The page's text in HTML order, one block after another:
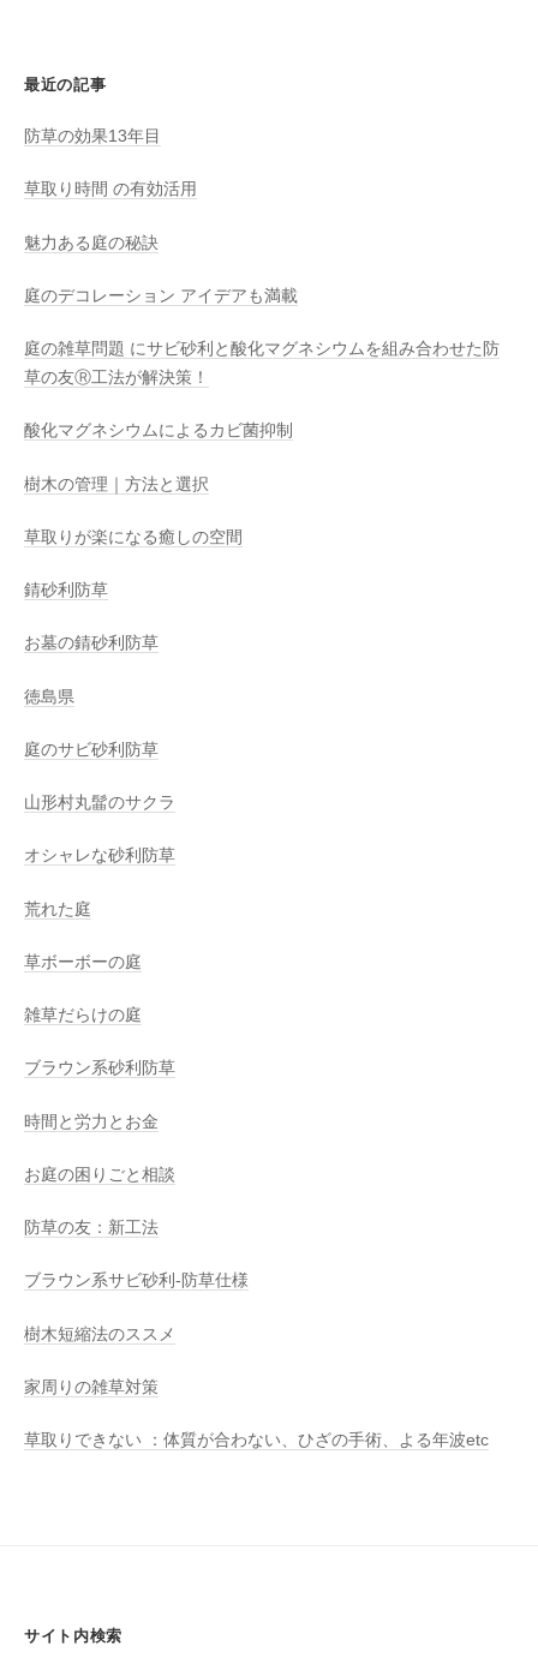
最近の記事
防草の効果13年目
草取り時間 の有効活用
魅力ある庭の秘訣
庭のデコレーション アイデアも満載
庭の雑草問題 にサビ砂利と酸化マグネシウムを組み合わせた防
草の友Ⓡ工法が解決策！
酸化マグネシウムによるカビ菌抑制
樹木の管理｜方法と選択
草取りが楽になる癒しの空間
錆砂利防草
お墓の錆砂利防草
徳島県
庭のサビ砂利防草
山形村丸髷のサクラ
オシャレな砂利防草
荒れた庭
草ボーボーの庭
雑草だらけの庭
ブラウン系砂利防草
時間と労力とお金
お庭の困りごと相談
防草の友：新工法
ブラウン系サビ砂利-防草仕様
樹木短縮法のススメ
家周りの雑草対策
草取りできない ：体質が合わない、ひざの手術、よる年波etc
サイト内検索